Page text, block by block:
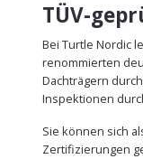
TÜV-
Bei Turtle Nordic
renommierten
Dachträgern
Inspektionen
Sie können sich
Zertifizierungen